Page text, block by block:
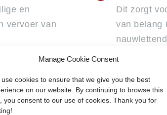
Manage Cookie Consent
use cookies to ensure that we give you the best
on our website. By continuing to browse this
you consent to our use of cookies. Thank you for
en
vervoer van
Koninkrijk
Dit zorgt
van belang
One-stop-
Alles-in-